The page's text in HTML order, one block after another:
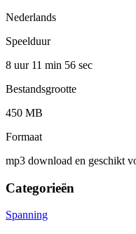
Nederlands
Speelduur
8 uur 11 min 56 sec
Bestandsgrootte
450 MB
Formaat
mp3 download en geschikt
Categorieën
Spanning